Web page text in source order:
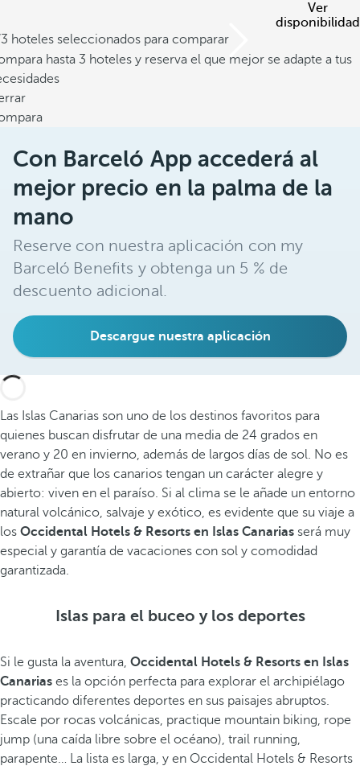
Ver
disponibilidad
hoteles seleccionados para comparar
hasta 3 hoteles y reserva el que mejor se adapte a tus
Con Barceló App accederá al
mejor precio en la palma de la
mano
Reserve con nuestra aplicación con my
Barceló Benefits y obtenga un 5 % de
descuento adicional.
Descargue nuestra aplicación
Las Islas Canarias son uno de los destinos favoritos para
quienes buscan disfrutar de una media de 24 grados en
verano y 20 en invierno, además de largos días de sol. No es
de extrañar que los canarios tengan un carácter alegre y
abierto: viven en el paraíso. Si al clima se le añade un entorno
natural volcánico, salvaje y exótico, es evidente que su viaje a
los Occidental Hotels & Resorts en Islas Canarias será muy
especial y garantía de vacaciones con sol y comodidad
garantizada.
Islas para el buceo y los deportes
Si le gusta la aventura, Occidental Hotels & Resorts en Islas
Canarias es la opción perfecta para explorar el archipiélago
practicando diferentes deportes en sus paisajes abruptos.
Escale por rocas volcánicas, practique mountain biking, rope
jump (una caída libre sobre el océano), trail running,
parapente… La lista es larga, y en Occidental Hotels & Resorts